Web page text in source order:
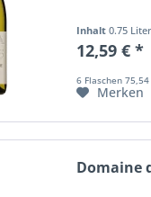
Inhalt 0.75 Liter
12,59 € *
6 Flaschen
Merken
Domaine